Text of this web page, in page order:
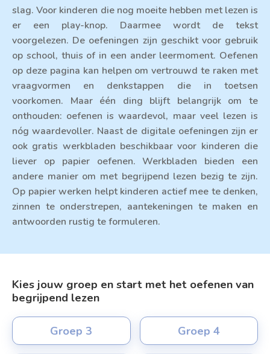
slag. Voor kinderen die nog moeite hebben met lezen is
er een play-knop. Daarmee wordt de tekst
voorgelezen. De oefeningen zijn geschikt voor gebruik
op school, thuis of in een ander leermoment. Oefenen
op deze pagina kan helpen om vertrouwd te raken met
vraagvormen en denkstappen die in toetsen
voorkomen. Maar één ding blijft belangrijk om te
onthouden: oefenen is waardevol, maar veel lezen is
nóg waardevoller. Naast de digitale oefeningen zijn er
ook gratis werkbladen beschikbaar voor kinderen die
liever op papier oefenen. Werkbladen bieden een
andere manier om met begrijpend lezen bezig te zijn.
Op papier werken helpt kinderen actief mee te denken,
zinnen te onderstrepen, aantekeningen te maken en
antwoorden rustig te formuleren.
Kies jouw groep en start met het oefenen van
begrijpend lezen
Groep 3 Groep 4